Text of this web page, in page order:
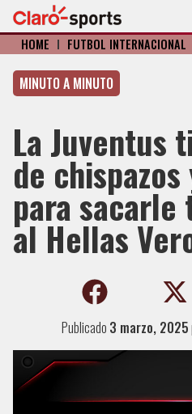
HOME I FÚTBOL INTERNACIONAL
MINUTO A MINUTO
La Juventus
de
para
al Hellas
Publicado 3 marzo, 2025